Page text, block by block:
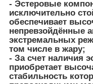
- Эстеровые
исключительно
обеспечивает
непревзойдённые
экстремальных
том числе в жару;
- За счет наличия
приобретает
стабильность